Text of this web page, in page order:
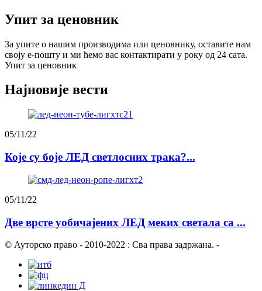
Упит за ценовник
За упите о нашим производима или ценовнику, оставите нам
своју е-пошту и ми ћемо вас контактирати у року од 24 сата.
Упит за ценовник
Најновије вести
05/11/22
Које су боје ЛЕД светлосних трака?...
05/11/22
Две врсте уобичајених ЛЕД меких светала са ...
© Ауторско право - 2010-2022 : Сва права задржана. -